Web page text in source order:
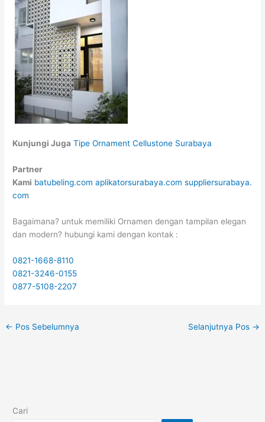
Kunjungi Juga Tipe Ornament Cellustone Surabaya
Partner
Kami batubeling.com aplikatorsurabaya.com suppliersurabaya.
com
Bagaimana? untuk memiliki Ornamen dengan tampilan elegan
dan modern? hubungi kami dengan kontak :
0821-1668-8110
0821-3246-0155
0877-5108-2207
← Pos Sebelumnya Selanjutnya Pos →
Cari